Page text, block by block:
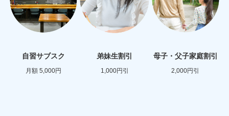
自習サブスク
月額 5,000円
弟妹生割引
1,000円引
母子・父子家庭割引
2,000円引